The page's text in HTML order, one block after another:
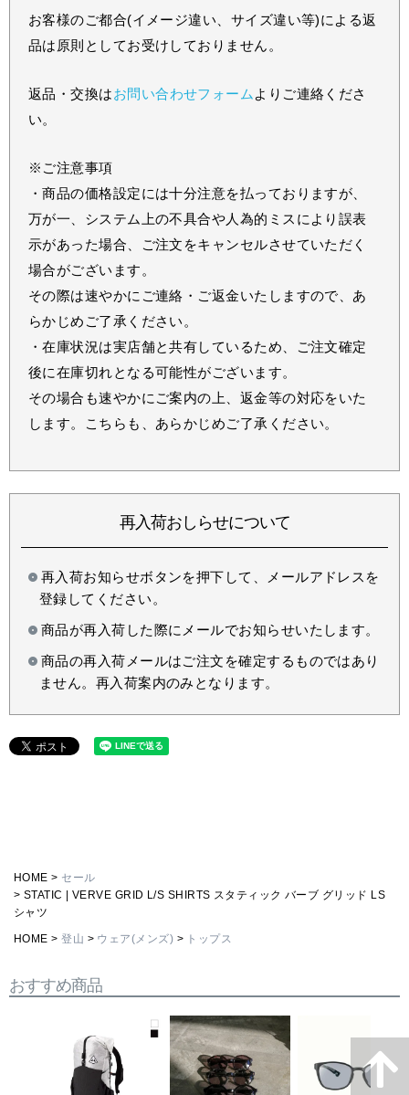
お客様のご都合(イメージ違い、サイズ違い等)による返
品は原則としてお受けしておりません。
返品・交換はお問い合わせフォーム よりご連絡くださ
い。
※ご注意事項
・商品の価格設定には十分注意を払っておりますが、
万が一、システム上の不具合や人為的ミスにより誤表
示があった場合、ご注文をキャンセルさせていただく
場合がございます。
その際は速やかにご連絡・ご返金いたしますので、あ
らかじめご了承ください。
・在庫状況は実店舗と共有しているため、ご注文確定
後に在庫切れとなる可能性がございます。
その場合も速やかにご案内の上、返金等の対応をいた
します。こちらも、あらかじめご了承ください。
再入荷おしらせについて
再入荷お知らせボタンを押下して、メールアドレスを
登録してください。
商品が再入荷した際にメールでお知らせいたします。
商品の再入荷メールはご注文を確定するものではあり
ません。再入荷案内のみとなります。
HOME
セール
STATIC | VERVE GRID L/S SHIRTS スタティック バーブ グリッド LS
シャツ
HOME 登山 ウェア(メンズ) トップス
おすすめ商品